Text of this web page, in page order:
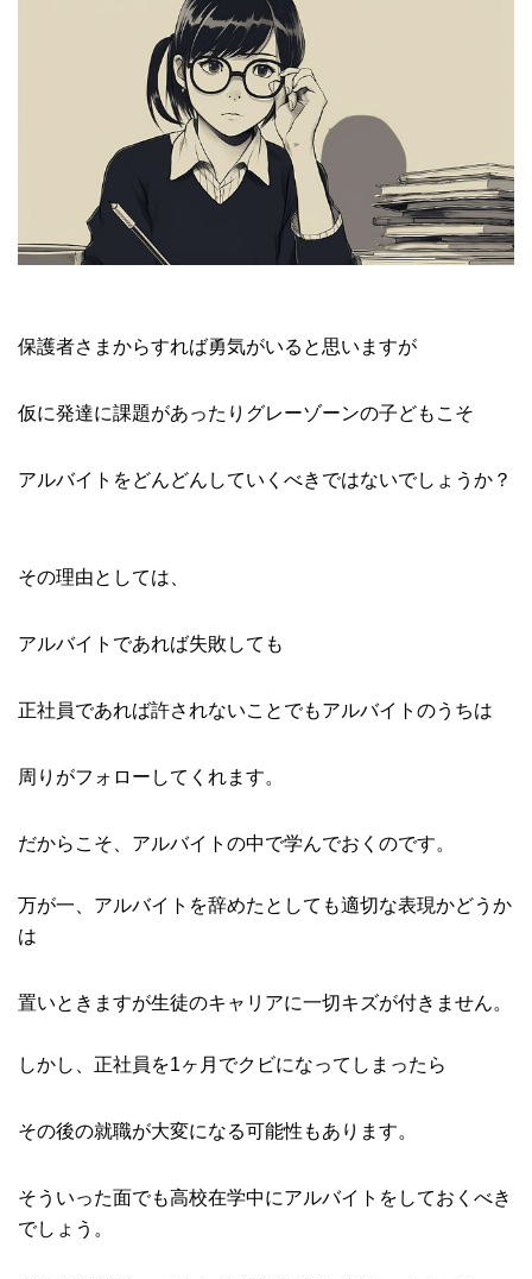
保護者さまからすれば勇気がいると思いますが
仮に発達に課題があったりグレーゾーンの子どもこそ
アルバイトをどんどんしていくべきではないでしょうか？
その理由としては、
アルバイトであれば失敗しても
正社員であれば許されないことでもアルバイトのうちは
周りがフォローしてくれます。
だからこそ、アルバイトの中で学んでおくのです。
万が一、アルバイトを辞めたとしても適切な表現かどうか
は
置いときますが生徒のキャリアに一切キズが付きません。
しかし、正社員を1ヶ月でクビになってしまったら
その後の就職が大変になる可能性もあります。
そういった面でも高校在学中にアルバイトをしておくべき
でしょう。